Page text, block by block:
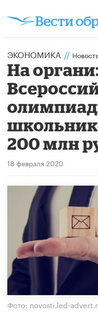
ЭКОНОМИКА //
На
200 млн
18 февраля 2020
Фото: novosti.led-